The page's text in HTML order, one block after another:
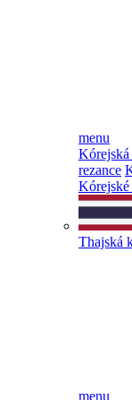
menu
Kórejská
rezance
Thajská
menu